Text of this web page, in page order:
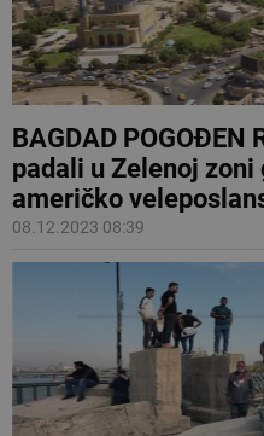
BAGDAD
padali u Zelenoj
američko
08.12.2023 08:39